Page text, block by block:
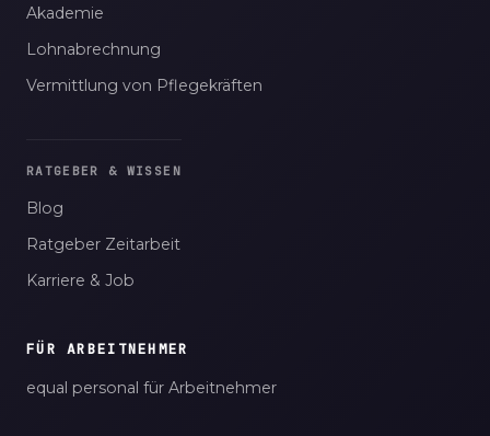
Akademie
Lohnabrechnung
Vermittlung von Pflegekräften
RATGEBER & WISSEN
Blog
Ratgeber Zeitarbeit
Karriere & Job
FÜR ARBEITNEHMER
equal personal für Arbeitnehmer